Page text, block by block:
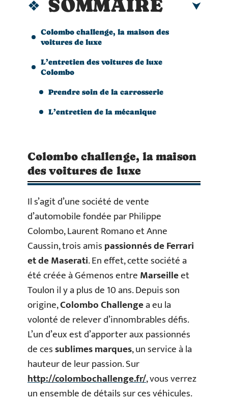
SOMMAIRE
Colombo challenge, la maison des
voitures de luxe
L’entretien des voitures de luxe
Colombo
Prendre soin de la carrosserie
L’entretien de la mécanique
Colombo challenge, la maison
des voitures de luxe
Il s’agit d’une société de vente
d’automobile fondée par Philippe
Colombo, Laurent Romano et Anne
Caussin, trois amispassionnés de Ferrari
et de Maserati. En effet, cette société a
été créée à Gémenos entreMarseilleet
Toulon il y a plus de 10 ans. Depuis son
origine,Colombo Challengea eu la
volonté de relever d’innombrables défis.
L’un d’eux est d’apporter aux passionnés
de cessublimes marques, un service à la
hauteur de leur passion. Sur
http://colombochallenge.fr/, vous verrez
un ensemble de détails sur ces véhicules.